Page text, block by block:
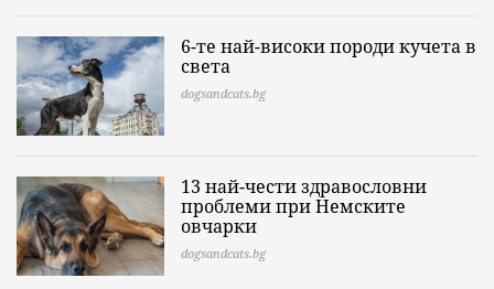
6-те най-високи породи кучета в
света
dogsandcats.bg
13 най-чести здравословни
проблеми при Немските
овчарки
dogsandcats.bg